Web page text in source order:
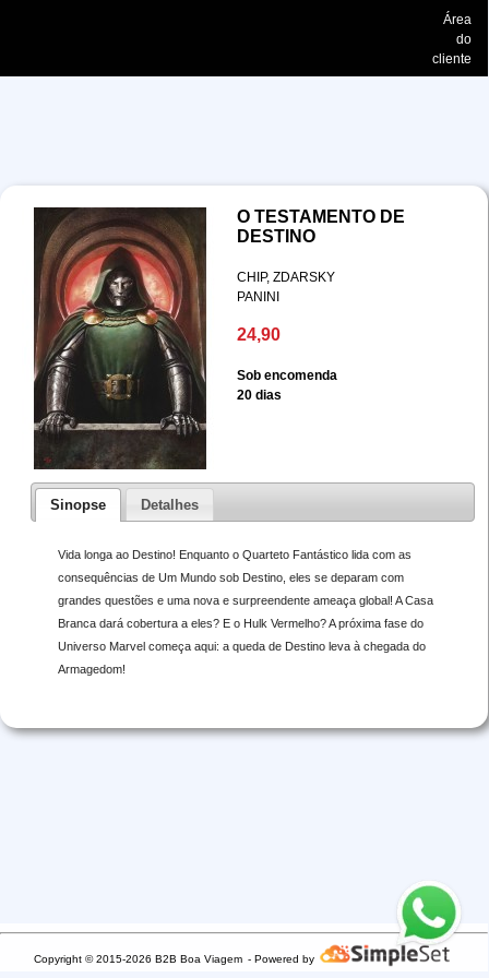
Área
do
cliente
O TESTAMENTO DE
DESTINO
CHIP, ZDARSKY
PANINI
24,90
Sob encomenda
20 dias
Sinopse Detalhes
Vida longa ao Destino! Enquanto o Quarteto Fantástico lida com as
consequências de Um Mundo sob Destino, eles se deparam com
grandes questões e uma nova e surpreendente ameaça global! A Casa
Branca dará cobertura a eles? E o Hulk Vermelho? A próxima fase do
Universo Marvel começa aqui: a queda de Destino leva à chegada do
Armagedom!
Copyright © 2015-2026 B2B Boa Viagem - Powered by